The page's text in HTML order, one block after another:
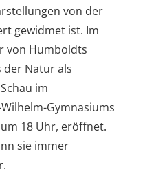
von der
gewidmet ist. Im
von Humboldts
Natur als
im
Gymnasiums
18 Uhr, eröffnet.
sie immer